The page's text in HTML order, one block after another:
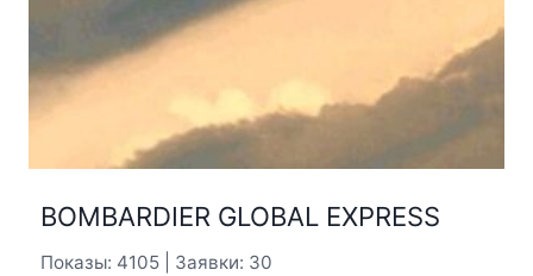
BOMBARDIER GLOBAL EXPRESS
Показы: 4105 | Заявки: 30